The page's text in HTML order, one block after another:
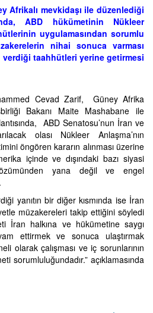
Afrikalı mevkidaşı ile düzenlediği
ABD hükümetinin Nükleer
uygulamasından sorumlu
nihai sonuca varması
taahhütleri yerine getirmesi
Cevad Zarif, Güney Afrika
Bakanı Maite Mashabane ile
ABD Senatosu’nun İran ve
olası Nükleer Anlaşma’nın
öngören kararın alınması üzerine
içinde ve dışındaki bazı siyasi
yana değil ve engel
yanıtın bir diğer kısmında ise İran
müzakereleri takip ettiğini söyledi
İran halkına ve hükümetine saygı
ettirmek ve sonuca ulaştırmak
olarak çalışması ve iç sorunlarının
sorumluluğundadır.” açıklamasında